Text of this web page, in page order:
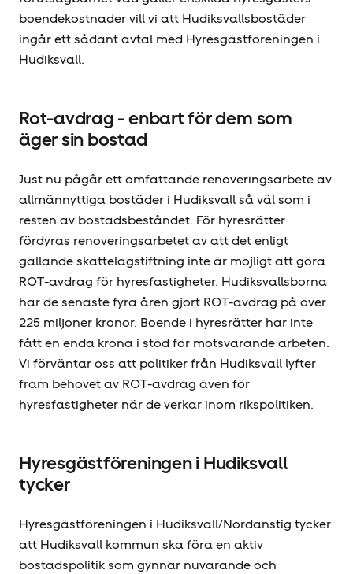
boendekostnader vill vi att Hudiksvallsbostäder
ingår ett sådant avtal med Hyresgäst­föreningen i
Hudiksvall.
Rot-avdrag - enbart för dem som
äger sin bostad
Just nu pågår ett omfattande renoveringsarbete av
allmännyttiga bostäder i Hudiksvall så väl som i
resten av bostadsbeståndet. För hyresrätter
fördyras renoveringsarbetet av att det enligt
gällande skattelagstiftning inte är möjligt att göra
ROT-avdrag för hyresfastigheter. Hudiksvallsborna
har de senaste fyra åren gjort ROT-avdrag på över
225 miljoner kronor. Boende i hyresrätter har inte
fått en enda krona i stöd för motsvarande arbeten.
Vi förväntar oss att politiker från Hudiksvall lyfter
fram behovet av ROT-avdrag även för
hyresfastigheter när de verkar inom rikspolitiken.
Hyresgäst­föreningen i Hudiksvall
tycker
Hyresgäst­föreningen i Hudiksvall/Nordanstig tycker
att Hudiksvall kommun ska föra en aktiv
bostadspolitik som gynnar nuvarande och